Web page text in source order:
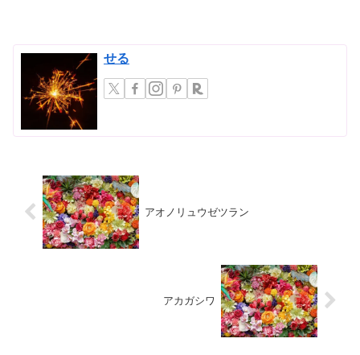
せる
アオノリュウゼツラン
アカガシワ